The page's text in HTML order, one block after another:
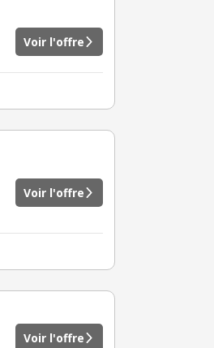
Voir l'offre
Voir l'offre
Voir l'offre